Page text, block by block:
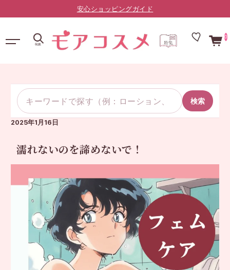
0
検索
2025年1月16日
濡れないのを諦めないで！
LINE友だち限定：¥10,000以上で送料無料（登録はこちら）